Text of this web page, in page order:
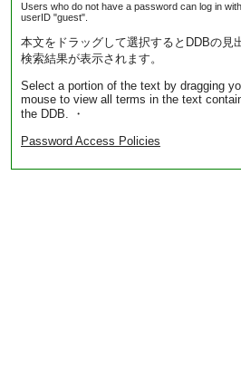
Users who do not have a password can log in
userID "guest".
本文をドラッグして選択するとDDBの見
検索結果が表示されます。
Select a portion of the text by dragging
mouse to view all terms in the text
the DDB. ・
Password Access Policies